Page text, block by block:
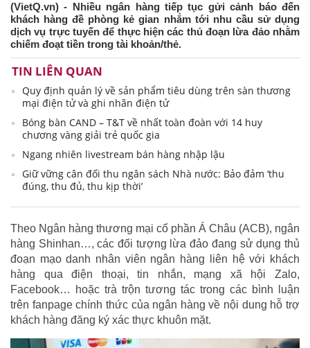
(VietQ.vn) - Nhiều ngân hàng tiếp tục gửi cảnh báo đến
khách hàng đề phòng kẻ gian nhắm tới nhu cầu sử dụng
dịch vụ trực tuyến để thực hiện các thủ đoạn lừa đảo nhằm
chiếm đoạt tiền trong tài khoản/thẻ.
TIN LIÊN QUAN
Quy định quản lý về sản phẩm tiêu dùng trên sàn thương
mại điện tử và ghi nhãn điện tử
Bóng bàn CAND – T&T về nhất toàn đoàn với 14 huy
chương vàng giải trẻ quốc gia
Ngang nhiên livestream bán hàng nhập lậu
Giữ vững cân đối thu ngân sách Nhà nước: Bảo đảm ‘thu
đúng, thu đủ, thu kịp thời’
Theo Ngân hàng thương mại cổ phần Á Châu (ACB), ngân
hàng Shinhan…, các đối tượng lừa đảo đang sử dụng thủ
đoạn mạo danh nhân viên ngân hàng liên hệ với khách
hàng qua điện thoại, tin nhắn, mạng xã hội Zalo,
Facebook… hoặc trà trộn tương tác trong các bình luận
trên fanpage chính thức của ngân hàng về nội dung hỗ trợ
khách hàng đăng ký xác thực khuôn mặt.